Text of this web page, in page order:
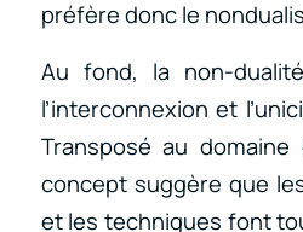
préfère donc le
Au fond, la non-
l’interconnexion et
Transposé au
concept suggère que
et les techniques font